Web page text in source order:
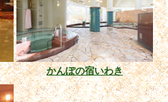
かんぽの宿いわき